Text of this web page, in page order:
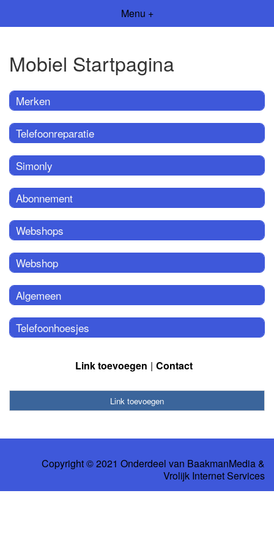
Menu +
Mobiel Startpagina
Merken
Telefoonreparatie
Simonly
Abonnement
Webshops
Webshop
Algemeen
Telefoonhoesjes
Link toevoegen Contact
Link toevoegen
Copyright © 2021 Onderdeel van BaakmanMedia&
Vrolijk Internet Services